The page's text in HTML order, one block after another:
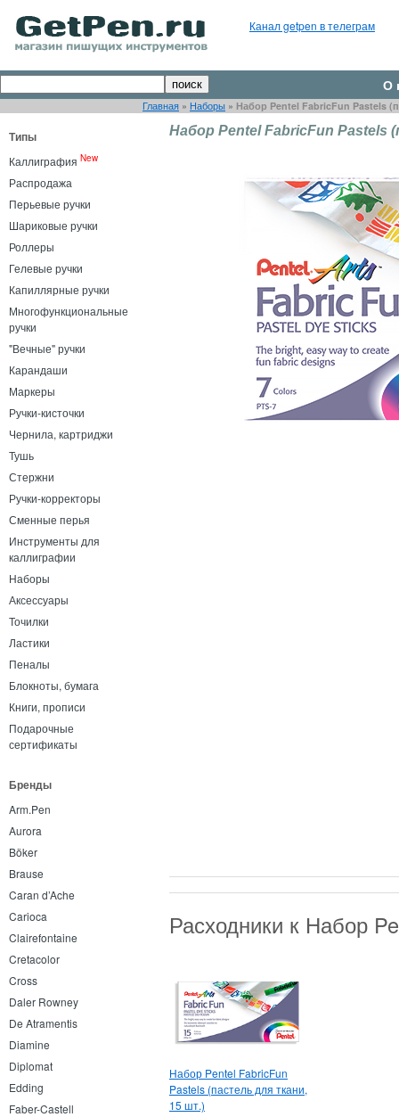
Канал getpen в телеграм
О
Главная » Наборы » Набор Pentel FabricFun Pastels
Типы
Каллиграфия New
Распродажа
Перьевые ручки
Шариковые ручки
Роллеры
Гелевые ручки
Капиллярные ручки
Многофункциональные
ручки
"Вечные" ручки
Карандаши
Маркеры
Ручки-кисточки
Чернила, картриджи
Тушь
Стержни
Ручки-корректоры
Сменные перья
Инструменты для
каллиграфии
Наборы
Аксессуары
Точилки
Ластики
Пеналы
Блокноты, бумага
Книги, прописи
Подарочные
сертификаты
Бренды
Arm.Pen
Aurora
Böker
Brause
Caran d’Ache
Carioca
Clairefontaine
Cretacolor
Cross
Daler Rowney
De Atramentis
Diamine
Diplomat
Edding
Faber-Castell
Набор Pentel FabricFun Pastels
Расходники к Набор
Набор Pentel FabricFun
Pastels (пастель для ткани,
15 шт.)